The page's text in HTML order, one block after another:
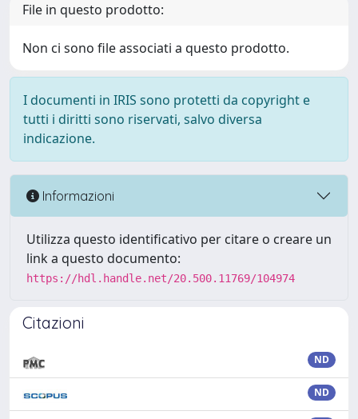
File in questo prodotto:
Non ci sono file associati a questo prodotto.
I documenti in IRIS sono protetti da copyright e
tutti i diritti sono riservati, salvo diversa
indicazione.
Informazioni
Utilizza questo identificativo per citare o creare un
link a questo documento:
https://hdl.handle.net/20.500.11769/104974
Citazioni
ND
ND